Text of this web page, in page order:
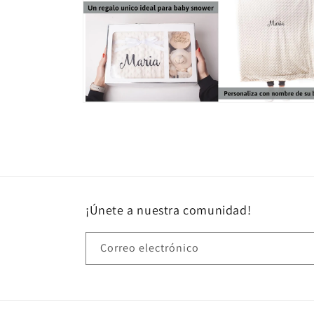
ventana
¡Únete a nuestra comunidad!
Correo electrónico